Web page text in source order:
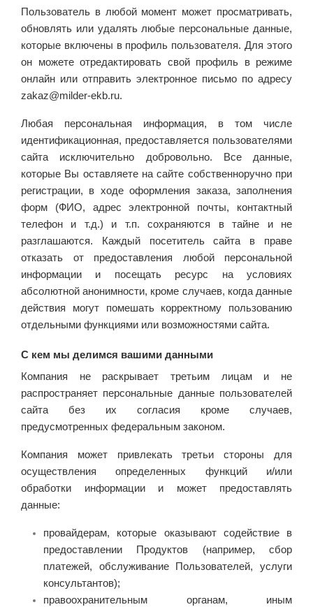
Пользователь в любой момент может просматривать,
обновлять или удалять любые персональные данные,
которые включены в профиль пользователя. Для этого
он можете отредактировать свой профиль в режиме
онлайн или отправить электронное письмо по адресу
zakaz@milder-ekb.ru.
Любая персональная информация, в том числе
идентификационная, предоставляется пользователями
сайта исключительно добровольно. Все данные,
которые Вы оставляете на сайте собственноручно при
регистрации, в ходе оформления заказа, заполнения
форм (ФИО, адрес электронной почты, контактный
телефон и т.д.) и т.п. сохраняются в тайне и не
разглашаются. Каждый посетитель сайта в праве
отказать от предоставления любой персональной
информации и посещать ресурс на условиях
абсолютной анонимности, кроме случаев, когда данные
действия могут помешать корректному пользованию
отдельными функциями или возможностями сайта.
С кем мы делимся вашими данными
Компания не раскрывает третьим лицам и не
распространяет персональные данные пользователей
сайта без их согласия кроме случаев,
предусмотренных федеральным законом.
Компания может привлекать третьи стороны для
осуществления определенных функций и/или
обработки информации и может предоставлять
данные:
провайдерам, которые оказывают содействие в
предоставлении Продуктов (например, сбор
платежей, обслуживание Пользователей, услуги
консультантов);
правоохранительным органам, иным